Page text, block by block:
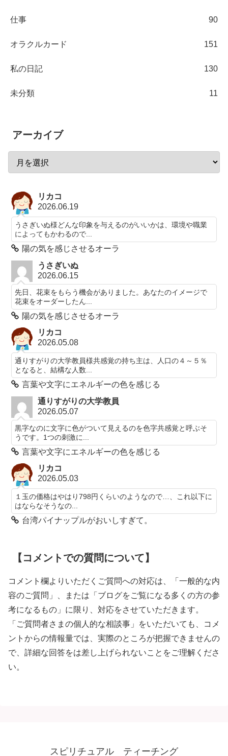
仕事 90
オラクルカード 151
私の日記 130
未分類 11
アーカイブ
リカコ
2026.06.19
うさぎいぬ様どんな印象を与えるのがいいかは、環境や職業
によってもかわるので...
陽の気を感じさせるオーラ
うさぎいぬ
2026.06.15
先日、花束をもらう機会がありました。あなたのイメージで
花束をオーダーしたん...
陽の気を感じさせるオーラ
リカコ
2026.05.08
通りすがりの大学教員様共感覚の持ち主は、人口の４～５％
となると、結構な人数...
言葉や文字にエネルギーの色を感じる
通りすがりの大学教員
2026.05.07
黒字なのに文字に色がついて見えるのを色字共感覚と呼ぶそ
うです。1つの刺激に...
言葉や文字にエネルギーの色を感じる
リカコ
2026.05.03
１玉の価格はやはり798円くらいのようなので…、これ以下に
はならなそうなの...
台湾パイナップルがおいしすぎて。
【コメントでの質問について】
コメント欄よりいただくご質問への対応は、「一般的な内
容のご質問」、または「ブログをご覧になる多くの方の参
考になるもの」に限り、対応をさせていただきます。
「ご質問者さまの個人的な相談事」をいただいても、コメ
ントからの情報量では、実際のところが把握できませんの
で、詳細な回答をは差し上げられないことをご理解くださ
い。
スピリチュアル ティーチング